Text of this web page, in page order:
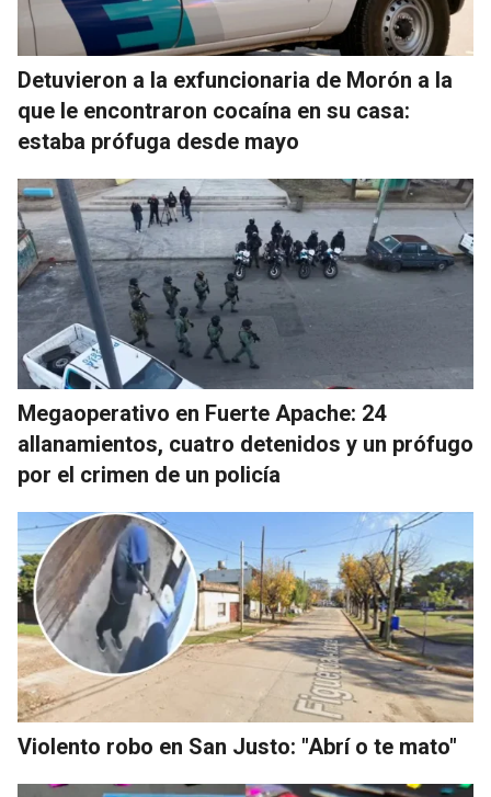
Detuvieron a la exfuncionaria de Morón a la
que le encontraron cocaína en su casa:
estaba prófuga desde mayo
Megaoperativo en Fuerte Apache: 24
allanamientos, cuatro detenidos y un prófugo
por el crimen de un policía
Violento robo en San Justo: "Abrí o te mato"